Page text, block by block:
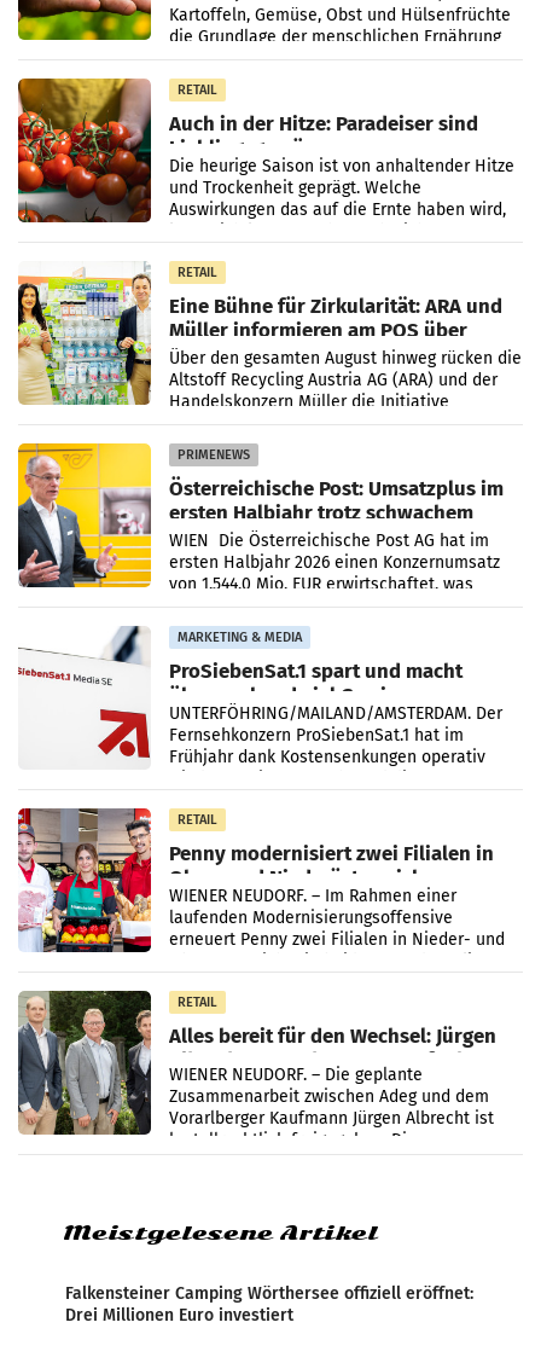
Kartoffeln, Gemüse, Obst und Hülsenfrüchte
die Grundlage der menschlichen Ernährung
bilden. Allerdings verändern sich die
Eigenschaften der Pflanzen
RETAIL
Auch in der Hitze: Paradeiser sind
Lieblingsgemüse
Die heurige Saison ist von anhaltender Hitze
und Trockenheit geprägt. Welche
Auswirkungen das auf die Ernte haben wird,
RETAIL
Eine Bühne für Zirkularität: ARA und
Müller informieren am POS über
Kreislauffähigkeit
Über den gesamten August hinweg rücken die
Altstoff Recycling Austria AG (ARA) und der
Handelskonzern Müller die Initiative
„Kreislauf-Helden“ in allen österreichischen
Müller-Filialen
PRIMENEWS
Österreichische Post: Umsatzplus im
ersten Halbjahr trotz schwachem
Briefgeschäft
WIEN Die Österreichische Post AG hat im
ersten Halbjahr 2026 einen Konzernumsatz
von 1.544,0 Mio. EUR erwirtschaftet, was
einem Plus von 3,8 Prozent gegenüber dem
Vergleichszeitraum
MARKETING & MEDIA
ProSiebenSat.1 spart und macht
überraschend viel Gewinn
UNTERFÖHRING/MAILAND/AMSTERDAM. Der
Fernsehkonzern ProSiebenSat.1 hat im
Frühjahr dank Kostensenkungen operativ
RETAIL
Penny modernisiert zwei Filialen in
Ober- und Niederösterreich
WIENER NEUDORF. – Im Rahmen einer
laufenden Modernisierungsoffensive
erneuert Penny zwei Filialen in Nieder- und
RETAIL
Alles bereit für den Wechsel: Jürgen
Albrecht setzt ab 1.1.2027 auf Adeg
WIENER NEUDORF. – Die geplante
Zusammenarbeit zwischen Adeg und dem
Vorarlberger Kaufmann Jürgen Albrecht ist
kartellrechtlich freigegeben: Die
Bundeswettbewerbsbehörde und der
Meistgelesene Artikel
Falkensteiner Camping Wörthersee offiziell eröffnet:
Drei Millionen Euro investiert